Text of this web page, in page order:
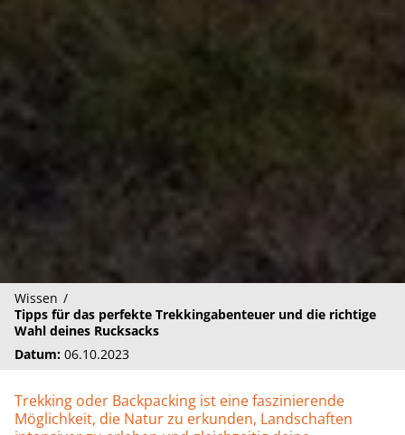
Wissen
Tipps für das perfekte Trekkingabenteuer und die richtige
Wahl deines Rucksacks
Datum: 06.10.2023
Trekking oder Backpacking ist eine faszinierende
Möglichkeit, die Natur zu erkunden, Landschaften